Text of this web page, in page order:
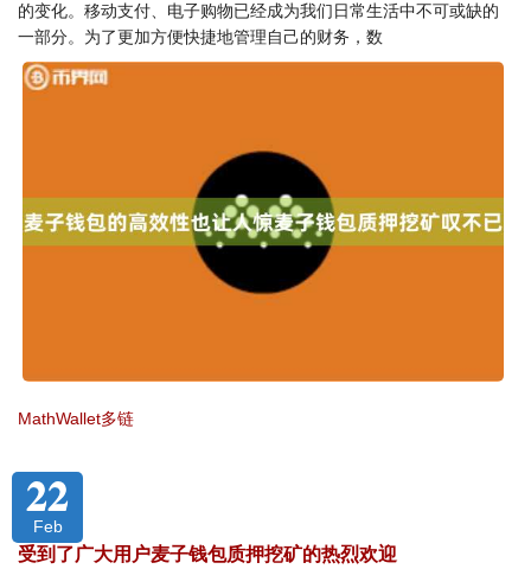
的变化。移动支付、电子购物已经成为我们日常生活中不可或缺的
一部分。为了更加方便快捷地管理自己的财务，数
MathWallet多链
22
Feb
受到了广大用户麦子钱包质押挖矿的热烈欢迎